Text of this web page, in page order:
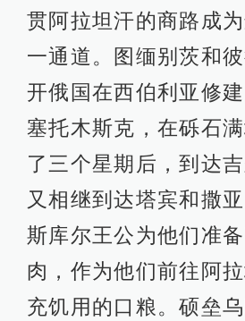
贯阿拉坦汗的商路成
一通道。图缅别茨和
开俄国在西伯利亚修
塞托木斯克，在砾石
了三个星期后，到达
又相继到达塔宾和撒
斯库尔王公为他们准
肉，作为他们前往阿
充饥用的口粮。硕垒